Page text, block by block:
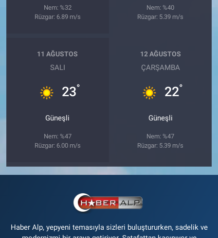
Nem: %32
Rüzgar: 6.89 m/s
Nem: %40
Rüzgar: 5.39 m/s
11 AĞUSTOS
SALI
23°
Güneşli
Nem: %47
Rüzgar: 6.00 m/s
12 AĞUSTOS
ÇARŞAMBA
22°
Güneşli
Nem: %47
Rüzgar: 5.39 m/s
Haber Alp, yepyeni temasıyla sizleri buluştururken, sadelik ve